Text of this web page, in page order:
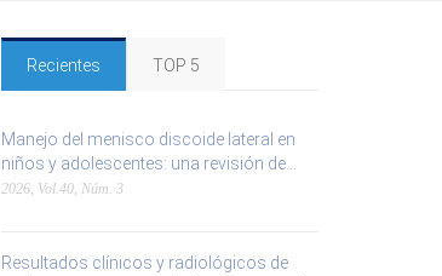
Recientes TOP 5
Manejo del menisco discoide lateral en
niños y adolescentes: una revisión de...
2026, Vol.40, Núm. 3
Resultados clínicos y radiológicos de